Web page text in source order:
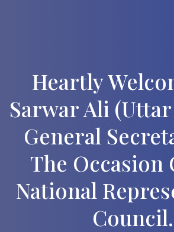
Heartly
Sarwar Ali
General
The Occasion
National
Council.